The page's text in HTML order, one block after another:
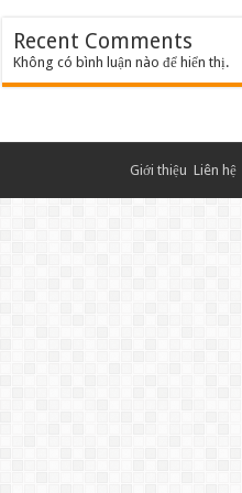
Recent Comments
Không có bình luận nào để hiển thị.
Giới thiệu Liên hệ